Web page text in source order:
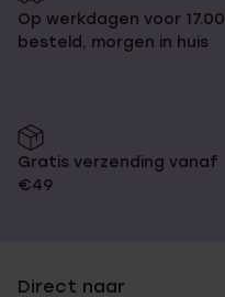
Op werkdagen voor 17.00
besteld, morgen in huis
Gratis verzending vanaf
€49
Direct naar